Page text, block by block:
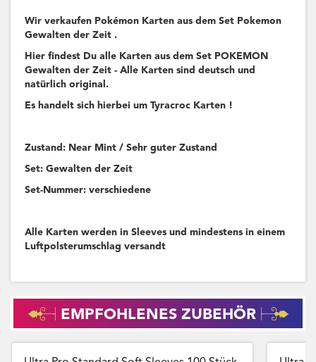
Wir verkaufen Pokémon Karten aus dem Set Pokemon
Gewalten der Zeit .
Hier findest Du alle Karten aus dem Set POKEMON
Gewalten der Zeit - Alle Karten sind deutsch und
natürlich original.
Es handelt sich hierbei um Tyracroc Karten !
Zustand: Near Mint / Sehr guter Zustand
Set: Gewalten der Zeit
Set-Nummer: verschiedene
Alle Karten werden in Sleeves und mindestens in einem
Luftpolsterumschlag versandt
EMPFOHLENES ZUBEHÖR